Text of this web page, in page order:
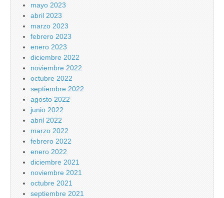
mayo 2023
abril 2023
marzo 2023
febrero 2023
enero 2023
diciembre 2022
noviembre 2022
octubre 2022
septiembre 2022
agosto 2022
junio 2022
abril 2022
marzo 2022
febrero 2022
enero 2022
diciembre 2021
noviembre 2021
octubre 2021
septiembre 2021